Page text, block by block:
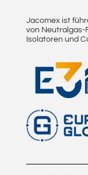
Jacomex ist
von Neutralgas-
Isolatoren und